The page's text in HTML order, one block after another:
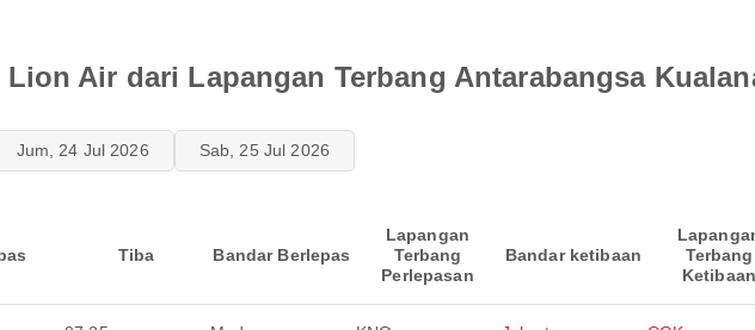
Air dari Lapangan Terbang Antarabangsa
Jum, 24 Jul 2026 Sab, 25 Jul 2026
Tiba Bandar Berlepas
Lapangan
Terbang
Perlepasan
Bandar ketibaan
Terbang
Ketibaan